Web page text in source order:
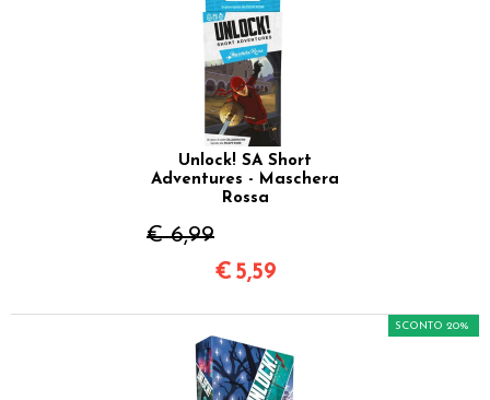
Unlock! SA Short
Adventures - Maschera
Rossa
€ 6,99
€ 5,59
SCONTO 20%